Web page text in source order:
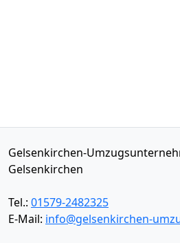
Gelsenkirchen-
Gelsenkirchen
Tel.: 01579-2482325
E-Mail: info@gelsenkirchen-